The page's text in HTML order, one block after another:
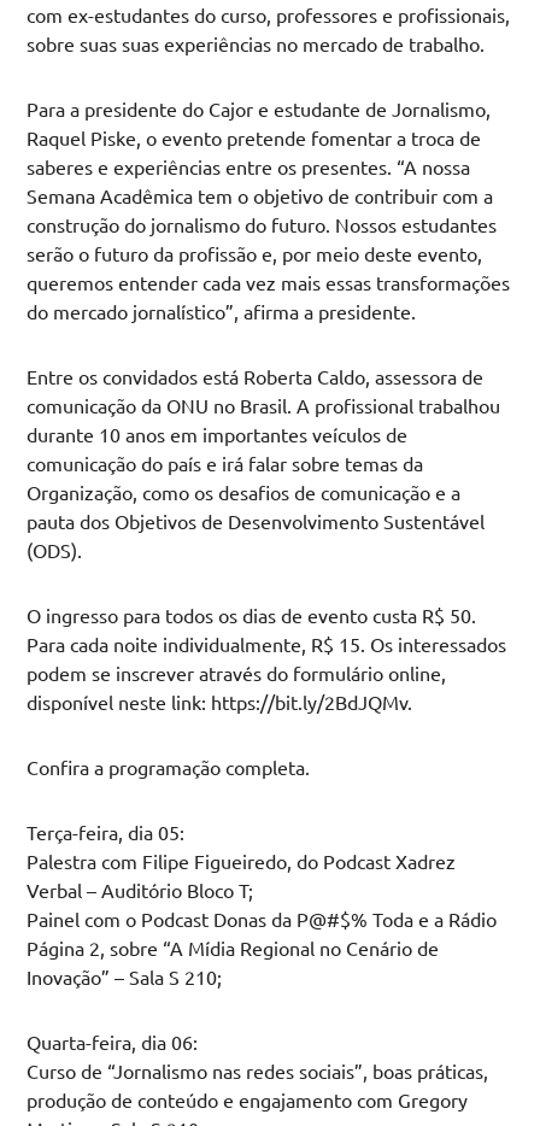
com ex-estudantes do curso, professores e profissionais,
sobre suas suas experiências no mercado de trabalho.
Para a presidente do Cajor e estudante de Jornalismo,
Raquel Piske, o evento pretende fomentar a troca de
saberes e experiências entre os presentes. “A nossa
Semana Acadêmica tem o objetivo de contribuir com a
construção do jornalismo do futuro. Nossos estudantes
serão o futuro da profissão e, por meio deste evento,
queremos entender cada vez mais essas transformações
do mercado jornalístico”, afirma a presidente.
Entre os convidados está Roberta Caldo, assessora de
comunicação da ONU no Brasil. A profissional trabalhou
durante 10 anos em importantes veículos de
comunicação do país e irá falar sobre temas da
Organização, como os desafios de comunicação e a
pauta dos Objetivos de Desenvolvimento Sustentável
(ODS).
O ingresso para todos os dias de evento custa R$ 50.
Para cada noite individualmente, R$ 15. Os interessados
podem se inscrever através do formulário online,
disponível neste link: https://bit.ly/2BdJQMv.
Confira a programação completa.
Terça-feira, dia 05:
Palestra com Filipe Figueiredo, do Podcast Xadrez
Verbal – Auditório Bloco T;
Painel com o Podcast Donas da P@#$% Toda e a Rádio
Página 2, sobre “A Mídia Regional no Cenário de
Inovação” – Sala S 210;
Quarta-feira, dia 06:
Curso de “Jornalismo nas redes sociais”, boas práticas,
produção de conteúdo e engajamento com Gregory